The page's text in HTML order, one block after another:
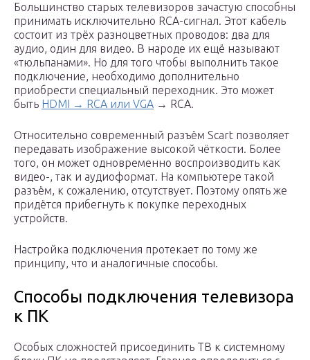
Большинство старых телевизоров зачастую способны
принимать исключительно RCA-сигнал. Этот кабель
состоит из трёх разноцветных проводов: два для
аудио, один для видео. В народе их ещё называют
«тюльпанами». Но для того чтобы выполнить такое
подключение, необходимо дополнительно
приобрести специальный переходник. Это может
быть HDMI → RCA или VGA → RCA.
Относительно современный разъём Scart позволяет
передавать изображение высокой чёткости. Более
того, он может одновременно воспроизводить как
видео-, так и аудиоформат. На компьютере такой
разъём, к сожалению, отсутствует. Поэтому опять же
придётся прибегнуть к покупке переходных
устройств.
Настройка подключения протекает по тому же
принципу, что и аналогичные способы.
Способы подключения телевизора
к ПК
Особых сложностей присоединить ТВ к системному